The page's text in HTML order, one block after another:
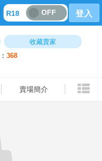
R18 OFF 登入
收藏賣家
368
賣場簡介
賣場簡介